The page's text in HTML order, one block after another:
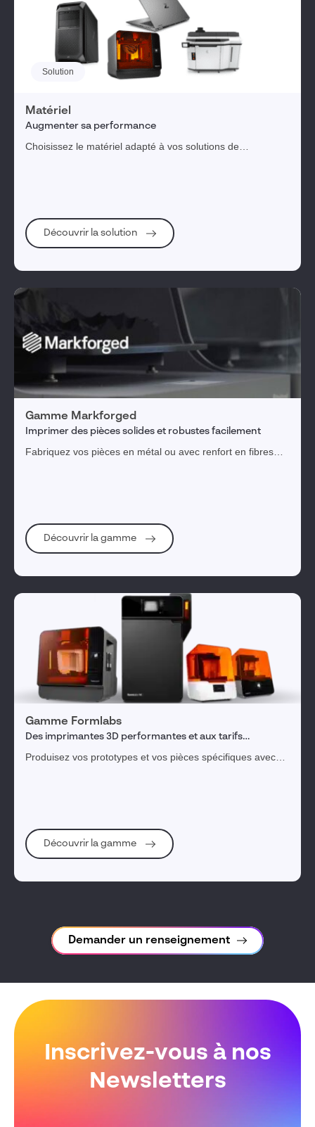
Solution
Matériel
Augmenter sa performance
Choisissez le matériel adapté à vos solutions de
Découvrir la solution
Gamme Markforged
Imprimer des pièces solides et robustes facilement
Fabriquez vos pièces en métal ou avec renfort en fibres
Découvrir la gamme
Gamme Formlabs
Des imprimantes 3D performantes et aux tarifs
Produisez vos prototypes et vos pièces spécifiques avec
Découvrir la gamme
Demander un renseignement
Inscrivez-vous à nos
Newsletters